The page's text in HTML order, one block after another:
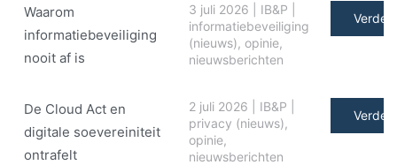
Waarom
informatiebeveiliging
nooit af is
3 juli 2026 IB&P
informatiebeveiliging
(nieuws), opinie,
nieuwsberichten
Verder
De Cloud Act en
digitale soe­ve­rei­ni­teit
ontrafelt
2 juli 2026 IB&P
privacy (nieuws),
opinie,
nieuwsberichten
Verder